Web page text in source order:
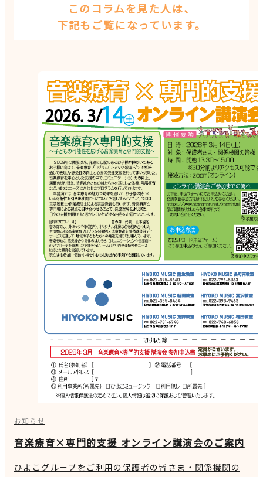
このコラムを見た人は、
下記もご覧になっています。
お知らせ
音楽療育×専門的支援 オンライン講演会のご案内
ひよこグループをご利用の保護者の皆さま・関係機関の